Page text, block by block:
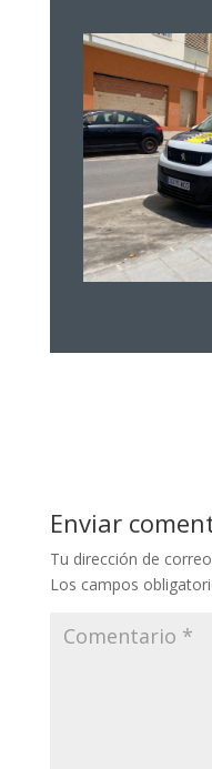
Enviar
Tu dirección de
Los campos